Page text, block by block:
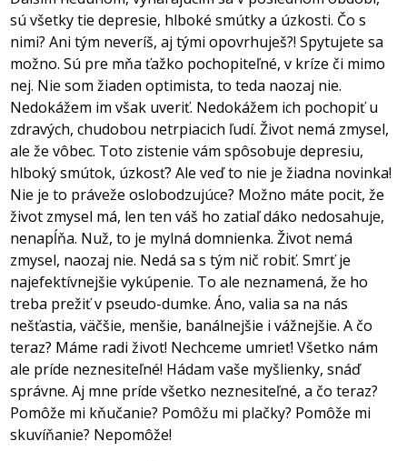
sú všetky tie depresie, hlboké smútky a úzkosti. Čo s
nimi? Ani tým neveríš, aj tými opovrhuješ?! Spytujete sa
možno. Sú pre mňa ťažko pochopiteľné, v kríze či mimo
nej. Nie som žiaden optimista, to teda naozaj nie.
Nedokážem im však uveriť. Nedokážem ich pochopiť u
zdravých, chudobou netrpiacich ľudí. Život nemá zmysel,
ale že vôbec. Toto zistenie vám spôsobuje depresiu,
hlboký smútok, úzkosť? Ale veď to nie je žiadna novinka!
Nie je to práveže oslobodzujúce? Možno máte pocit, že
život zmysel má, len ten váš ho zatiaľ dáko nedosahuje,
nenapĺňa. Nuž, to je mylná domnienka. Život nemá
zmysel, naozaj nie. Nedá sa s tým nič robiť. Smrť je
najefektívnejšie vykúpenie. To ale neznamená, že ho
treba prežiť v pseudo-dumke. Áno, valia sa na nás
nešťastia, väčšie, menšie, banálnejšie i vážnejšie. A čo
teraz? Máme radi život! Nechceme umrieť! Všetko nám
ale príde neznesiteľné! Hádam vaše myšlienky, snáď
správne. Aj mne príde všetko neznesiteľné, a čo teraz?
Pomôže mi kňučanie? Pomôžu mi plačky? Pomôže mi
skuvíňanie? Nepomôže!